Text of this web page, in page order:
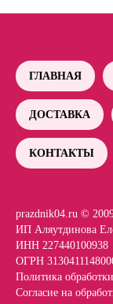
ГЛАВНАЯ
ДОСТАВКА
КОНТАКТЫ
prazdnik04.ru ©
ИП Аляутдинова
ИНН 227440100938
ОГРН
Политика
Согласие на